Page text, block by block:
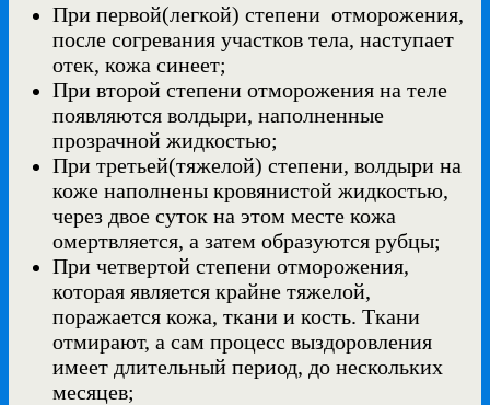
При первой(легкой) степени отморожения,
после согревания участков тела, наступает
отек, кожа синеет;
При второй степени отморожения на теле
появляются волдыри, наполненные
прозрачной жидкостью;
При третьей(тяжелой) степени, волдыри на
коже наполнены кровянистой жидкостью,
через двое суток на этом месте кожа
омертвляется, а затем образуются рубцы;
При четвертой степени отморожения,
которая является крайне тяжелой,
поражается кожа, ткани и кость. Ткани
отмирают, а сам процесс выздоровления
имеет длительный период, до нескольких
месяцев;